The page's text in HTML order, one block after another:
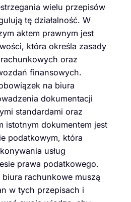
wielu przepisów
tę działalność. W
aktem prawnym jest
która określa zasady
oraz
finansowych.
na biura
dokumentacji
standardami oraz
istotnym dokumentem jest
podatkowym, która
usług
prawa podatkowego.
rachunkowe muszą
w tych przepisach i